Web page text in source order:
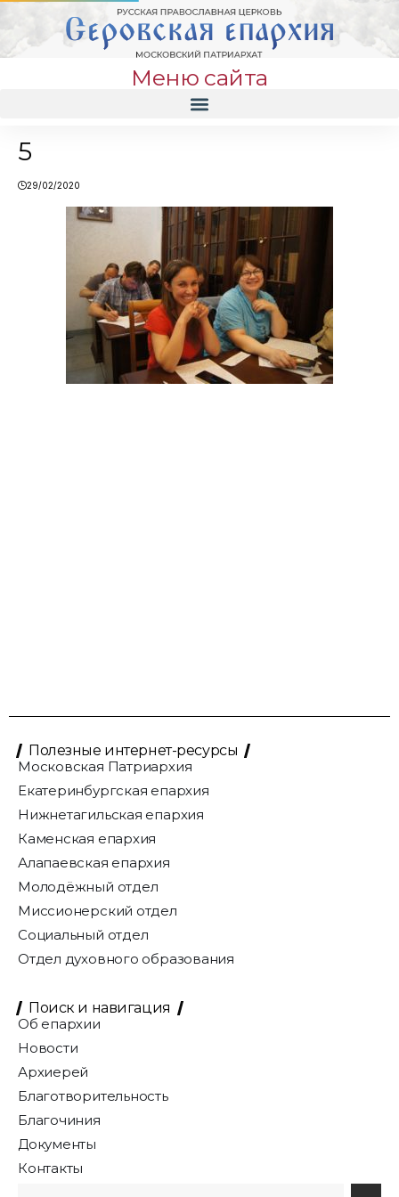
Меню сайта
5
29/02/2020
Полезные интернет-ресурсы
Московская Патриархия
Екатеринбургская епархия
Нижнетагильская епархия
Каменская епархия
Алапаевская епархия
Молодёжный отдел
Миссионерский отдел
Социальный отдел
Отдел духовного образования
Поиск и навигация
Об епархии
Новости
Архиерей
Благотворительность
Благочиния
Документы
Контакты